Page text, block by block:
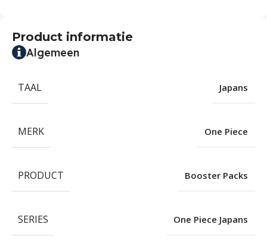
Product informatie
Algemeen
TAAL Japans
MERK One Piece
PRODUCT Booster Packs
SERIES One Piece Japans